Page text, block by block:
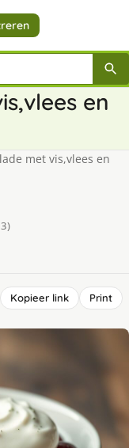
en
met vis,vlees en
Kopieer link Print